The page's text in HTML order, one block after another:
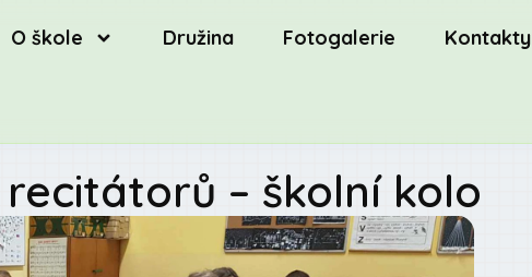
O škole Družina Fotogalerie Kontakty
– školní kolo